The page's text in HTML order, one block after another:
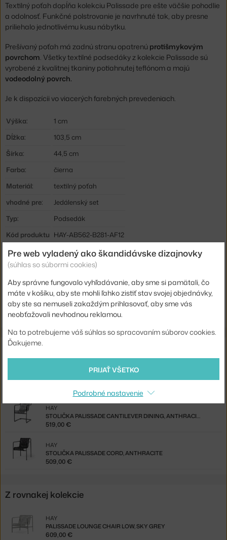
Textilný poťah dopĺňa kolekciu Palissade pre ešte väčšie pohodlie
a odolnosť. Funkčné polstrovanie je navrhnuté tak, aby presne
priliehalo jednotlivému kusu nábytku.
Prešívaný poťah má zadnú stranu opatrenú protišmykovým
povrchom. Všetky textilné podsedáky z kolekcie Palissade sú
vyrobené z kvalitnej tkaniny potiahnutej teflónom a majú
vodeodolný povrch.
Je k dispozícii vo viacerých farebných prevedeniach.
Výška:
1 cm
Dĺžka:
103,5 cm
Šírka:
44,5 cm
Farba:
čierna
Materiál:
textilný poťah
vhodné pre:
Jedálenský set
Typ:
Podsedák
Kód produktu HAY-AB562-B281-AF12
EAN
5710441272922
anthracite
Shopping from the EU? Switch toPalissade Armchair Quilted
Cushion, anthracite
Súvisiace produkty
PALISSADE DINING ARMCHAIR, ANTHRACITE
STOLIČKA PALISSADE CANTILEVER DINING, ANTHRACITE
HAY
519,00 €
STOLIČKA PALISSADE CORD, ANTHRACITE
HAY
509,00 €
Z rovnakej kolekcie
PALISSADE LOUNGE CHAIR LOW, SKY GREY
HAY
609,00 €
Pre web vyladený ako škandidávske dizajnovky
(súhlas so súbormi cookies)
Aby správne fungovalo vyhľadávanie, aby sme si pamätali, čo
máte v košíku, aby ste mohli ľahko zistiť stav svojej objednávky,
aby ste sa nemuseli zakaždým prihlasovať, aby sme vás
neobťažovali nevhodnou reklamou.
Na to potrebujeme váš súhlas so spracovaním súborov cookies.
Ďakujeme.
PRIJAŤ VŠETKO
Podrobné nastavenie